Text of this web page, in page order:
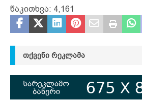
წაკითხვა: 4,161
ᲗᲥᲕᲔᲜᲘ ᲠᲔᲙᲚᲐᲛᲐ